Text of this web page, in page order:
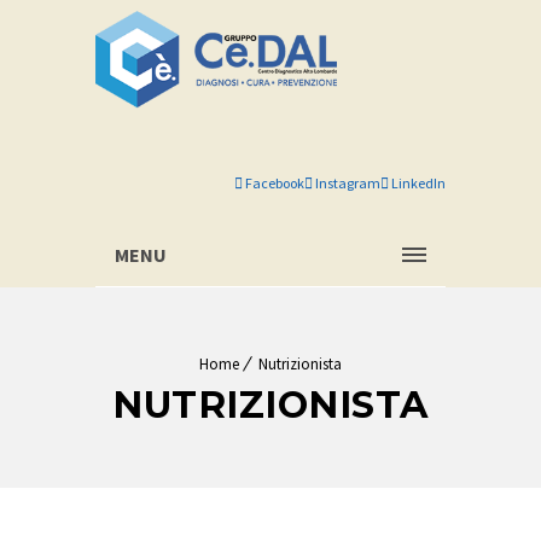
Facebook Instagram LinkedIn
MENU
Home Nutrizionista
NUTRIZIONISTA